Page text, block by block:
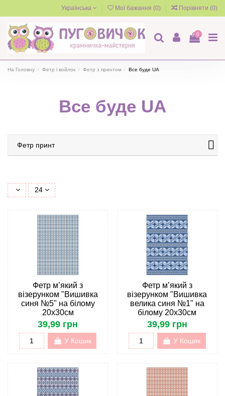
Українська Мої бажання (0) Порівняти (0)
0
На Головну Фетр і войлок Фетр з принтом Все буде UA
Все буде UA
24
Фетр м’який з
візерунком "Вишивка
синя №5" на білому
20х30см
39,99 грн
У Кошик
Фетр м’який з
візерунком "Вишивка
велика синя №1" на
білому 20х30см
39,99 грн
У Кошик
Фетр принт